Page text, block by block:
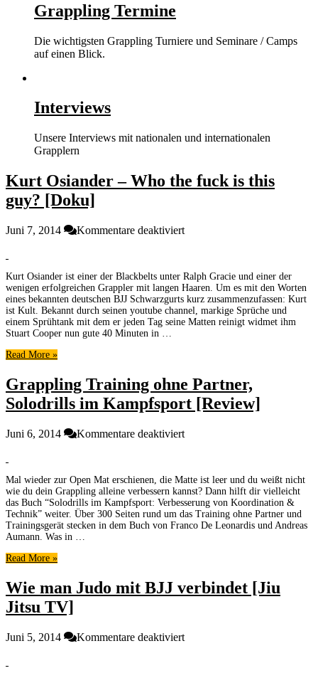
Grappling Termine
Die wichtigsten Grappling Turniere und Seminare / Camps
auf einen Blick.
Interviews
Unsere Interviews mit nationalen und internationalen
Grapplern
Kurt Osiander – Who the fuck is this
guy? [Doku]
Juni 7, 2014 Kommentare deaktiviertfür
Who
the
fuck
is
Kurt Osiander ist einer der Blackbelts unter Ralph Gracie und einer der
wenigen erfolgreichen Grappler mit langen Haaren. Um es mit den Worten
eines bekannten deutschen BJJ Schwarzgurts kurz zusammenzufassen: Kurt
ist Kult. Bekannt durch seinen youtube channel, markige Sprüche und
einem Sprühtank mit dem er jeden Tag seine Matten reinigt widmet ihm
Stuart Cooper nun gute 40 Minuten in …
Read More »
Grappling Training ohne Partner,
Solodrills im Kampfsport [Review]
Juni 6, 2014 Kommentare deaktiviertfür
Partner,
Solodrills
im
Kampfsport
Mal wieder zur Open Mat erschienen, die Matte ist leer und du weißt nicht
wie du dein Grappling alleine verbessern kannst? Dann hilft dir vielleicht
das Buch “Solodrills im Kampfsport: Verbesserung von Koordination &
Technik” weiter. Über 300 Seiten rund um das Training ohne Partner und
Trainingsgerät stecken in dem Buch von Franco De Leonardis und Andreas
Aumann. Was in …
Read More »
Wie man Judo mit BJJ verbindet [Jiu
Jitsu TV]
Juni 5, 2014 Kommentare deaktiviertfür